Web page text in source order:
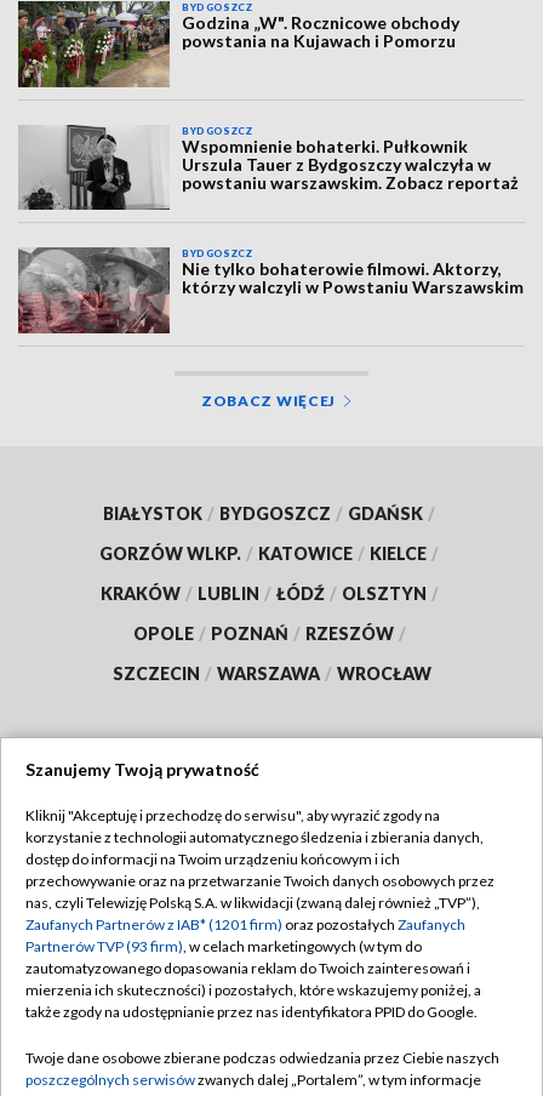
BYDGOSZCZ
Godzina „W". Rocznicowe obchody
powstania na Kujawach i Pomorzu
BYDGOSZCZ
Wspomnienie bohaterki. Pułkownik
Urszula Tauer z Bydgoszczy walczyła w
powstaniu warszawskim. Zobacz reportaż
BYDGOSZCZ
Nie tylko bohaterowie filmowi. Aktorzy,
którzy walczyli w Powstaniu Warszawskim
ZOBACZ WIĘCEJ
BIAŁYSTOK / BYDGOSZCZ / GDAŃSK /
GORZÓW WLKP. / KATOWICE / KIELCE /
KRAKÓW / LUBLIN / ŁÓDŹ / OLSZTYN /
OPOLE / POZNAŃ / RZESZÓW /
SZCZECIN / WARSZAWA / WROCŁAW
TVP
Abonament TVP
Emisja w TVP
Centrum informacji TVP
Naziemna Telewizja Cyfrowa
Rada Programowa
Regulamin TVP
Polityka prywatności
Moje zgody
Pomoc
Kontakt
Szanujemy Twoją prywatność
Kliknij "Akceptuję i przechodzę do serwisu", aby wyrazić zgody na
korzystanie z technologii automatycznego śledzenia i zbierania danych,
dostęp do informacji na Twoim urządzeniu końcowym i ich
przechowywanie oraz na przetwarzanie Twoich danych osobowych przez
nas, czyli Telewizję Polską S.A. w likwidacji (zwaną dalej również „TVP”),
Zaufanych Partnerów z IAB* (1201 firm) oraz pozostałych Zaufanych
Partnerów TVP (93 firm), w celach marketingowych (w tym do
zautomatyzowanego dopasowania reklam do Twoich zainteresowań i
mierzenia ich skuteczności) i pozostałych, które wskazujemy poniżej, a
także zgody na udostępnianie przez nas identyfikatora PPID do Google.
Twoje dane osobowe zbierane podczas odwiedzania przez Ciebie naszych
poszczególnych serwisówzwanych dalej „Portalem”, w tym informacje